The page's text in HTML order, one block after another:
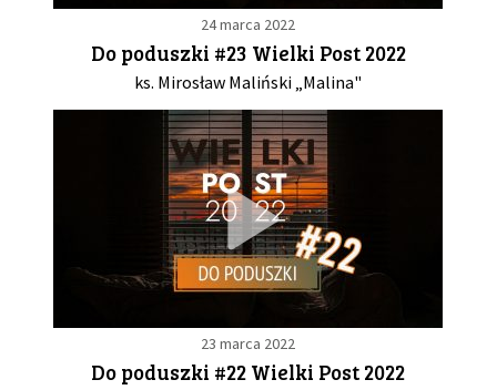
24 marca 2022
Do poduszki #23 Wielki Post 2022
ks. Mirosław Maliński „Malina"
23 marca 2022
Do poduszki #22 Wielki Post 2022